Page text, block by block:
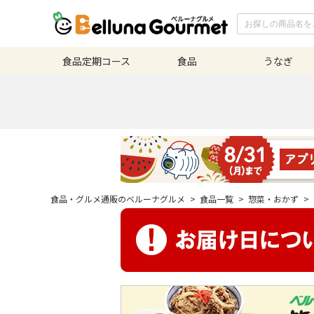
食品定期コース 食品 うなぎ
食品・グルメ通販のベルーナグルメ > 食品一覧 > 惣菜・おかず >